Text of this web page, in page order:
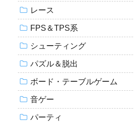
レース
FPS＆TPS系
シューティング
パズル＆脱出
ボード・テーブルゲーム
音ゲー
パーティ